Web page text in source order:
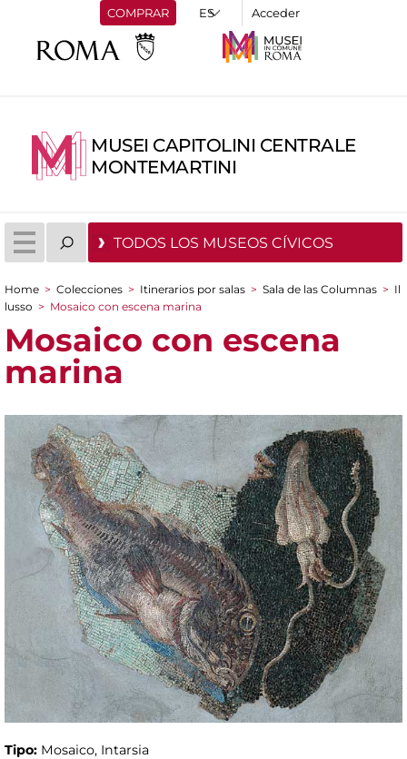
COMPRAR Acceder
MUSEI CAPITOLINI CENTRALE
MONTEMARTINI
TODOS LOS MUSEOS CÍVICOS
You are here
Home > Colecciones > Itinerarios por salas > Sala de las Columnas > Il
lusso > Mosaico con escena marina
Mosaico con escena
marina
Tipo: Mosaico, Intarsia